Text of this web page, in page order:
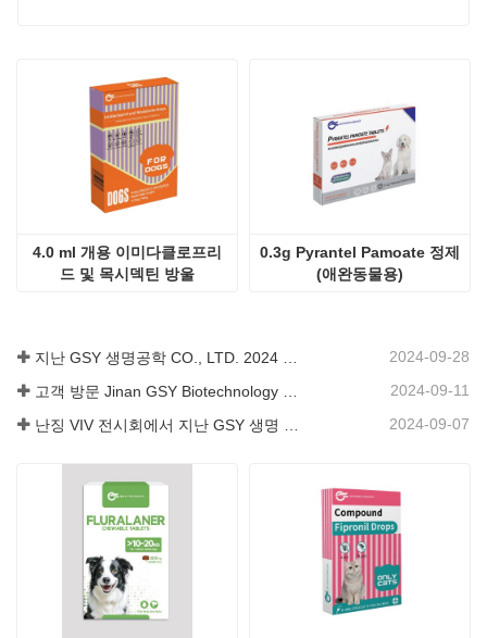
4.0 ml 개용 이미다클로프리
드 및 목시덱틴 방울
0.3g Pyrantel Pamoate 정제
(애완동물용)
2024-09-28
2024-09-11
난징 VIV 전시회에서 지난 GSY 생명 공학 유한 공사 2024-09-07